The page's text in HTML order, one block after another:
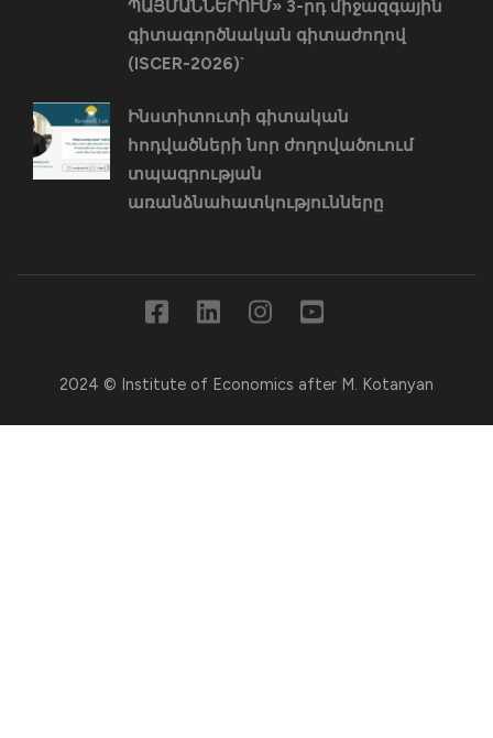
ՊԱՅՄԱՆՆԵՐՈՒՄ» 3-րդ միջազգային
գիտագործնական գիտաժողով
(ISCER-2026)`
Ինստիտուտի գիտական
հոդվածների նոր ժողովածուում
տպագրության
առանձնահատկությունները
2024 © Institute of Economics after M. Kotanyan